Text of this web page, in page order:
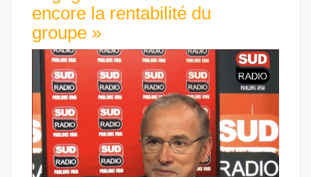
encore la rentabilité du
groupe »